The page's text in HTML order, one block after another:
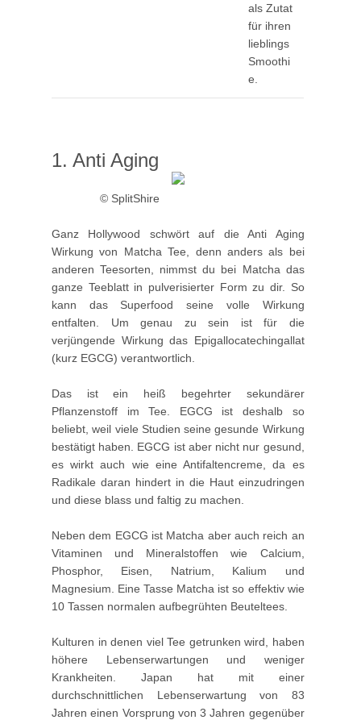
als Zutat
für ihren
lieblings
Smoothi
e.
1. Anti Aging
© SplitShire
Ganz Hollywood schwört auf die Anti Aging
Wirkung von Matcha Tee, denn anders als bei
anderen Teesorten, nimmst du bei Matcha das
ganze Teeblatt in pulverisierter Form zu dir. So
kann das Superfood seine volle Wirkung
entfalten. Um genau zu sein ist für die
verjüngende Wirkung das Epigallocatechingallat
(kurz EGCG) verantwortlich.
Das ist ein heiß begehrter sekundärer
Pflanzenstoff im Tee. EGCG ist deshalb so
beliebt, weil viele Studien seine gesunde Wirkung
bestätigt haben. EGCG ist aber nicht nur gesund,
es wirkt auch wie eine Antifaltencreme, da es
Radikale daran hindert in die Haut einzudringen
und diese blass und faltig zu machen.
Neben dem EGCG ist Matcha aber auch reich an
Vitaminen und Mineralstoffen wie Calcium,
Phosphor, Eisen, Natrium, Kalium und
Magnesium. Eine Tasse Matcha ist so effektiv wie
10 Tassen normalen aufbegrühten Beuteltees.
Kulturen in denen viel Tee getrunken wird, haben
höhere Lebenserwartungen und weniger
Krankheiten. Japan hat mit einer
durchschnittlichen Lebenserwartung von 83
Jahren einen Vorsprung von 3 Jahren gegenüber